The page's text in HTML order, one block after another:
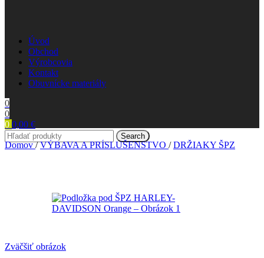
Úvod
Obchod
Výrobcovia
Kontakt
Obuvnícke materiály
0
0
0 0,00 €
Search
Domov/ VÝBAVA A PRÍSLUŠENSTVO / DRŽIAKY ŠPZ
Zväčšiť obrázok